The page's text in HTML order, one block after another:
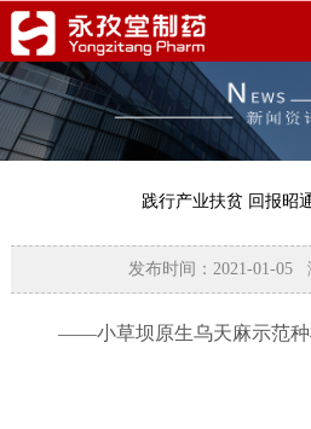
践行产业扶贫 回报昭
发布时间：2021-01-05
——小草坝原生乌天麻示范种